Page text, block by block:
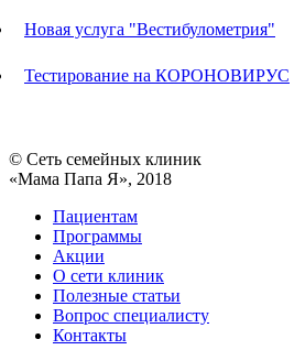
Новая услуга "Вестибулометрия"
Тестирование на КОРОНОВИРУС
© Сеть семейных клиник
«Мама Папа Я», 2018
Пациентам
Программы
Акции
О сети клиник
Полезные статьи
Вопрос специалисту
Контакты